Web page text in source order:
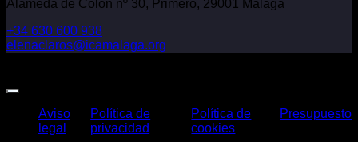
Alameda de Colón nº 30, Primero, 29001 Málaga
+34 630 600 938
elenaclaros@icamalaga.org
Aviso
legal
Política de
privacidad
Política de
cookies
Presupuesto